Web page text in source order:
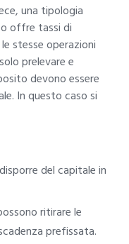
una tipologia
offre tassi di
stesse operazioni
prelevare e
devono essere
In questo caso si
del capitale in
ritirare le
prefissata.